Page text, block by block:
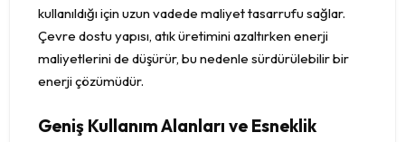
kullanıldığı için uzun vadede maliyet tasarrufu sağlar.
Çevre dostu yapısı, atık üretimini azaltırken enerji
maliyetlerini de düşürür, bu nedenle sürdürülebilir bir
enerji çözümüdür.
Geniş Kullanım Alanları ve Esneklik